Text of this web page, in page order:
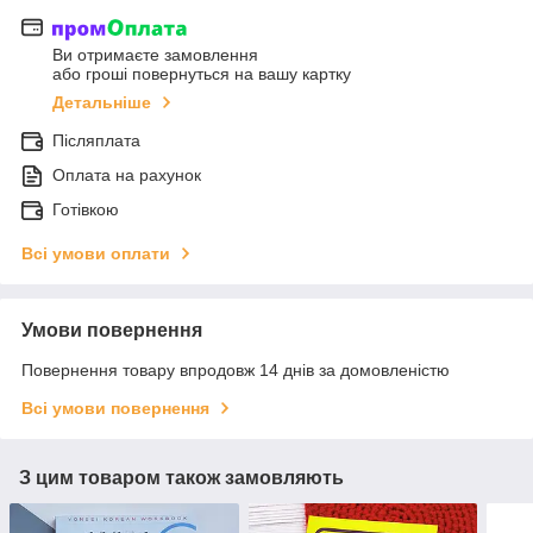
Ви отримаєте замовлення
або гроші повернуться на вашу картку
Детальніше
Післяплата
Оплата на рахунок
Готівкою
Всі умови оплати
Умови повернення
Повернення товару впродовж 14 днів за домовленістю
Всі умови повернення
З цим товаром також замовляють